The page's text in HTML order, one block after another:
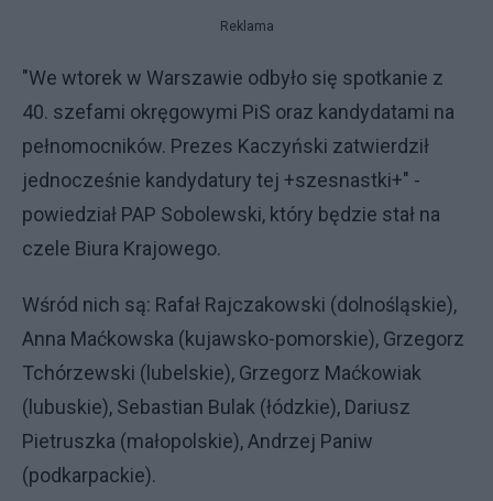
Reklama
"We wtorek w Warszawie odbyło się spotkanie z
40. szefami okręgowymi PiS oraz kandydatami na
pełnomocników. Prezes Kaczyński zatwierdził
jednocześnie kandydatury tej +szesnastki+" -
powiedział PAP Sobolewski, który będzie stał na
czele Biura Krajowego.
Wśród nich są: Rafał Rajczakowski (dolnośląskie),
Anna Maćkowska (kujawsko-pomorskie), Grzegorz
Tchórzewski (lubelskie), Grzegorz Maćkowiak
(lubuskie), Sebastian Bulak (łódzkie), Dariusz
Pietruszka (małopolskie), Andrzej Paniw
(podkarpackie).